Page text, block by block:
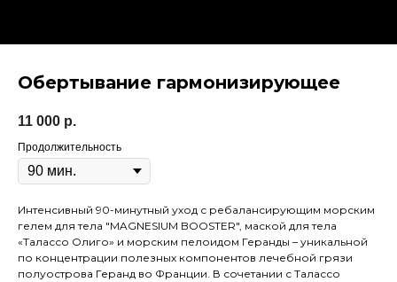
Обертывание гармонизирующее
11 000 р.
Продолжительность
Интенсивный 90-минутный уход с ребалансирующим морским
гелем для тела "MAGNESIUM BOOSTER", маской для тела
«Талассо Олиго» и морским пелоидом Геранды – уникальной
по концентрации полезных компонентов лечебной грязи
полуострова Геранд во Франции. В сочетании с Талассо